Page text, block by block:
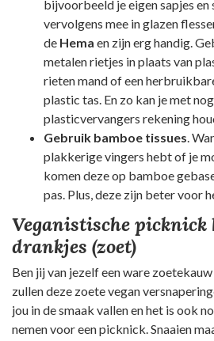
bijvoorbeeld je eigen sapjes en
vervolgens mee in glazen
de Hema en zijn erg handig.
metalen rietjes in plaats van
rieten mand of een
plastic tas. En zo kan je met
plasticvervangers rekening
Gebruik bamboe tissues .
plakkerige vingers hebt of je
komen deze op bamboe
pas. Plus, deze zijn beter voor
Veganistische picknick
drankjes (zoet)
Ben jij van jezelf een ware
zullen deze zoete vegan
jou in de smaak vallen en het is ook
nemen voor een picknick. Snaaien